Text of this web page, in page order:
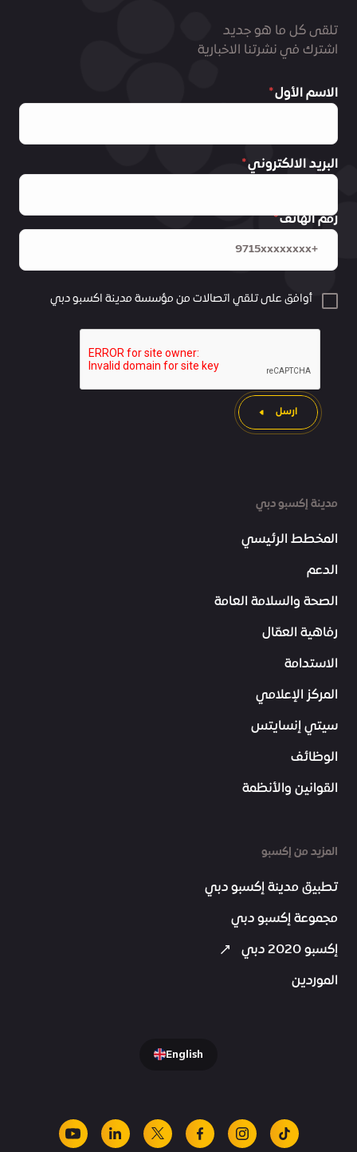
مدينة إكسبو دبي
المخطط الرئيسي
الدعم
الصحة والسلامة العامة
رفاهية العمّال
الاستدامة
المركز الإعلامي
سيتي إنسايتس
الوظائف
القوانين والأنظمة
المزيد من إكسبو
تطبيق مدينة إكسبو دبي
مجموعة إكسبو دبي
إكسبو 2020 دبي
الموردين
تلقى كل ما هو جديد
اشترك في نشرتنا الاخبارية
الاسم الأول
البريد الالكتروني
رقم الهاتف
أوافق على تلقي اتصالات من مؤسسة مدينة اكسبو دبي
ارسل
English
tiktok
instagram
facebook
x
linkedin
youtube